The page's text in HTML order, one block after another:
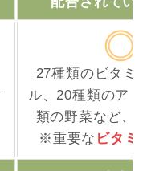
27種類のビタミ
ル、20種類のア
類の野菜など、
※重要な ビタミ